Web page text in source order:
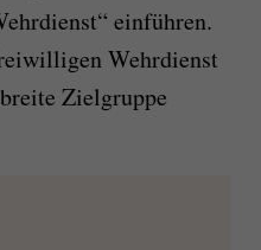
einführen.
Wehrdienst
Zielgruppe